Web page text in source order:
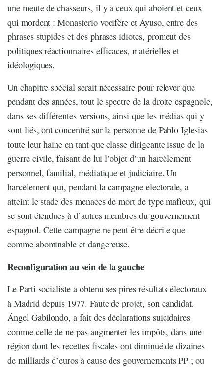
une meute de chasseurs, il y a ceux qui aboient et ceux
qui mordent : Monasterio vocifère et Ayuso, entre des
phrases stupides et des phrases idiotes, promeut des
politiques réactionnaires efficaces, matérielles et
idéologiques.
Un chapitre spécial serait nécessaire pour relever que
pendant des années, tout le spectre de la droite espagnole,
dans ses différentes versions, ainsi que les médias qui y
sont liés, ont concentré sur la personne de Pablo Iglesias
toute leur haine en tant que classe dirigeante issue de la
guerre civile, faisant de lui l’objet d’un harcèlement
personnel, familial, médiatique et judiciaire. Un
harcèlement qui, pendant la campagne électorale, a
atteint le stade des menaces de mort de type mafieux, qui
se sont étendues à d’autres membres du gouvernement
espagnol. Cette campagne ne peut être décrite que
comme abominable et dangereuse.
Reconfiguration au sein de la gauche
Le Parti socialiste a obtenu ses pires résultats électoraux
à Madrid depuis 1977. Faute de projet, son candidat,
Ángel Gabilondo, a fait des déclarations suicidaires
comme celle de ne pas augmenter les impôts, dans une
région dont les recettes fiscales ont diminué de dizaines
de milliards d’euros à cause des gouvernements PP ; ou